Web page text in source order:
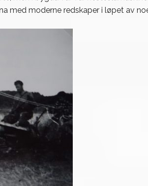
med moderne redskaper i løpet av